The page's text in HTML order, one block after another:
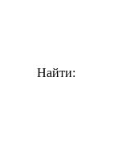
Найти: